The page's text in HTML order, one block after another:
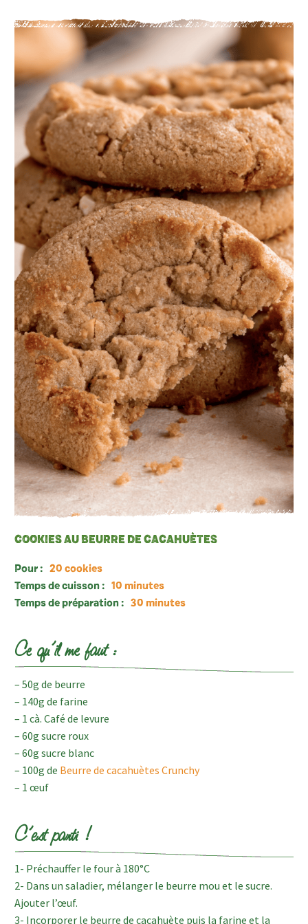
COOKIES AU BEURRE DE CACAHUÈTES
Pour :
20 cookies
Temps de cuisson :
10 minutes
Temps de préparation :
30 minutes
Ce qu’il me faut :
– 50g de beurre
– 140g de farine
– 1 cà. Café de levure
– 60g sucre roux
– 60g sucre blanc
– 100g de Beurre de cacahuètes Crunchy
– 1 œuf
C’est parti !
1- Préchauffer le four à 180°C
2- Dans un saladier, mélanger le beurre mou et le sucre.
Ajouter l’œuf.
3- Incorporer le beurre de cacahuète puis la farine et la